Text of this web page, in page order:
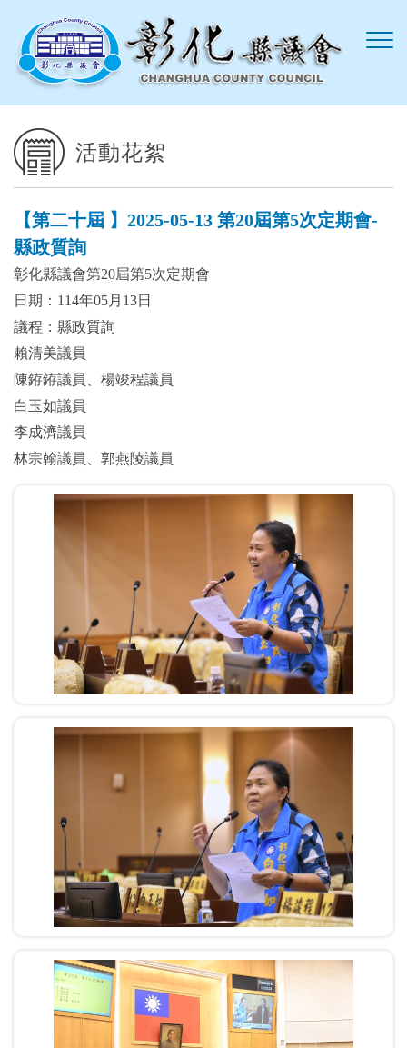
活動花絮
【第二十屆 】2025-05-13 第20屆第5次定期會-
縣政質詢
彰化縣議會第20屆第5次定期會
日期：114年05月13日
議程：縣政質詢
賴清美議員
陳銌銌議員、楊竣程議員
白玉如議員
李成濟議員
林宗翰議員、郭燕陵議員